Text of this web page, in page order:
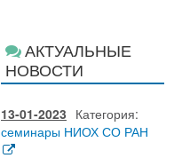
АКТУАЛЬНЫЕ
НОВОСТИ
13-01-2023 Категория:
семинары НИОХ СО РАН